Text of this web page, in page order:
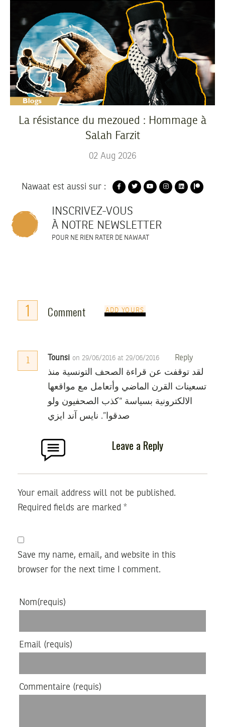
La résistance du mezoued : Hommage à
Salah Farzit
02 Aug 2026
Nawaat est aussi sur :
INSCRIVEZ-VOUS
À NOTRE NEWSLETTER
POUR NE RIEN RATER DE NAWAAT
1 Comment ADD YOURS
1 Tounsi on 29/06/2016 at 29/06/2016 Reply
لقد توقفت عن قراءة الصحف التونسية منذ
تسعينات القرن الماضي وأتعامل مع مواقعها
الالكترونية بسياسة “كذب الصحفيون ولو
صدقوا”. نايس آند ايزي
Leave a Reply
Your email address will not be published.
Required fields are marked *
Save my name, email, and website in this
browser for the next time I comment.
Nom(requis)
Email (requis)
Commentaire (requis)